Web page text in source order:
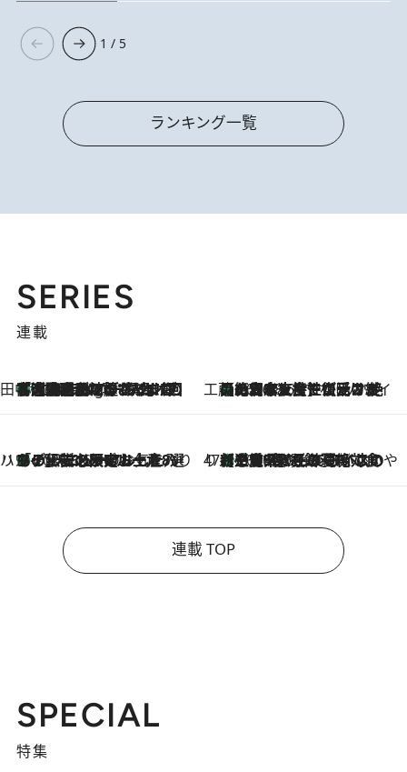
1 / 5
ランキング一覧
SERIES
連載
田中稲の勝手に再ブーム
1 Hour Ago
「湘南乃風に憧れて」観客大盛上がりの“タオル回し”に、ラッパー顔負けの高速歌唱まで…さだまさし（74）のアグレッシブすぎる現在地 工藤まやのおもてなしハワイ
2026.8.6
【ハワイ土産】ローカルの絶大な支持で復活！ 絶品の幻クッキー《元ファンの日本人女性が受け継いだ名店》
ハワイ賢者 リサのお気に入りリスト2026.8.6
あの伝説の限定トートも！ リニューアルした「ディーン＆デルーカ ハワイ」で必須のお土産8選 47都道府県の手みやげ ひんやりスイーツで夏を満喫
2026.8.6
【三重県】この夏絶対食べたい 冷やしておいしいおやつ3選 お餅×アイスの新感覚スイーツ
連載 TOP
SPECIAL
特集